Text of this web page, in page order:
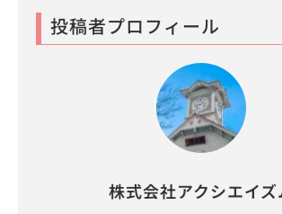
投稿者プロフィール
株式会社アクシエイズ